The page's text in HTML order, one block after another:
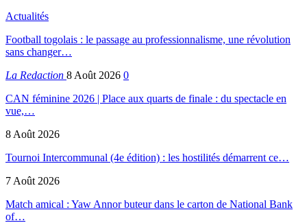
Actualités
Football togolais : le passage au professionnalisme, une révolution
sans changer…
La Redaction 8 Août 2026 0
CAN féminine 2026 | Place aux quarts de finale : du spectacle en
vue,…
8 Août 2026
Tournoi Intercommunal (4e édition) : les hostilités démarrent ce…
7 Août 2026
Match amical : Yaw Annor buteur dans le carton de National Bank
of…